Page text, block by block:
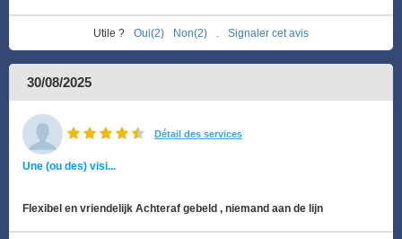
Utile ? Oui(2) Non(2) Signaler cet avis
30/08/2025
Détail des services
Une (ou des) visi...
Flexibel en vriendelijk Achteraf gebeld , niemand aan de lijn